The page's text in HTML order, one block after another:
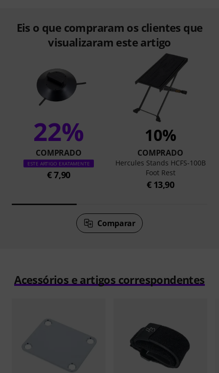
Eis o que compraram os clientes que
visualizaram este artigo
22%
COMPRADO
ESTE ARTIGO EXATAMENTE
€ 7,90
10%
COMPRADO
Hercules Stands HCFS-100B
Foot Rest
€ 13,90
Comparar
Acessórios e artigos correspondentes